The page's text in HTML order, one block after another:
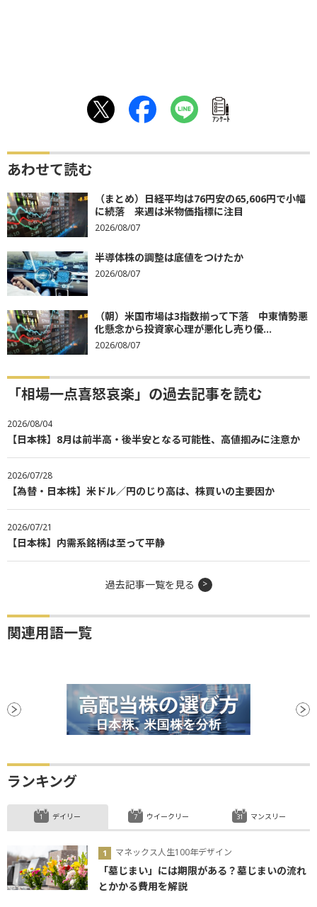
ｱﾝｹｰﾄ
あわせて読む
（まとめ）日経平均は76円安の65,606円で小幅
に続落 来週は米物価指標に注目
2026/08/07
半導体株の調整は底値をつけたか
2026/08/07
（朝）米国市場は3指数揃って下落 中東情勢悪
化懸念から投資家心理が悪化し売り優...
2026/08/07
「相場一点喜怒哀楽」の過去記事を読む
2026/08/04
【日本株】8月は前半高・後半安となる可能性、高値掴みに注意か
2026/07/28
【為替・日本株】米ドル／円のじり高は、株買いの主要因か
2026/07/21
【日本株】内需系銘柄は至って平静
過去記事一覧を見る
関連用語一覧
ランキング
デイリー
マネックス人生100年デザイン
「墓じまい」には期限がある？墓じまいの流れ
とかかる費用を解説
ウイークリー マンスリー